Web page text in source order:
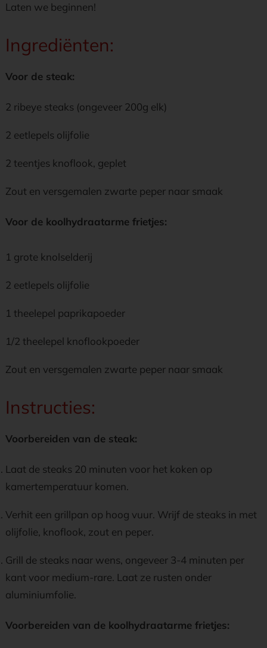
Laten we beginnen!
Ingrediënten:
Voor de steak:
2 ribeye steaks (ongeveer 200g elk)
2 eetlepels olijfolie
2 teentjes knoflook, geplet
Zout en versgemalen zwarte peper naar smaak
Voor de koolhydraatarme frietjes:
1 grote knolselderij
2 eetlepels olijfolie
1 theelepel paprikapoeder
1/2 theelepel knoflookpoeder
Zout en versgemalen zwarte peper naar smaak
Instructies:
Voorbereiden van de steak:
Laat de steaks 20 minuten voor het koken op
kamertemperatuur komen.
Verhit een grillpan op hoog vuur. Wrijf de steaks in met
olijfolie, knoflook, zout en peper.
Grill de steaks naar wens, ongeveer 3-4 minuten per
kant voor medium-rare. Laat ze rusten onder
aluminiumfolie.
Voorbereiden van de koolhydraatarme frietjes: